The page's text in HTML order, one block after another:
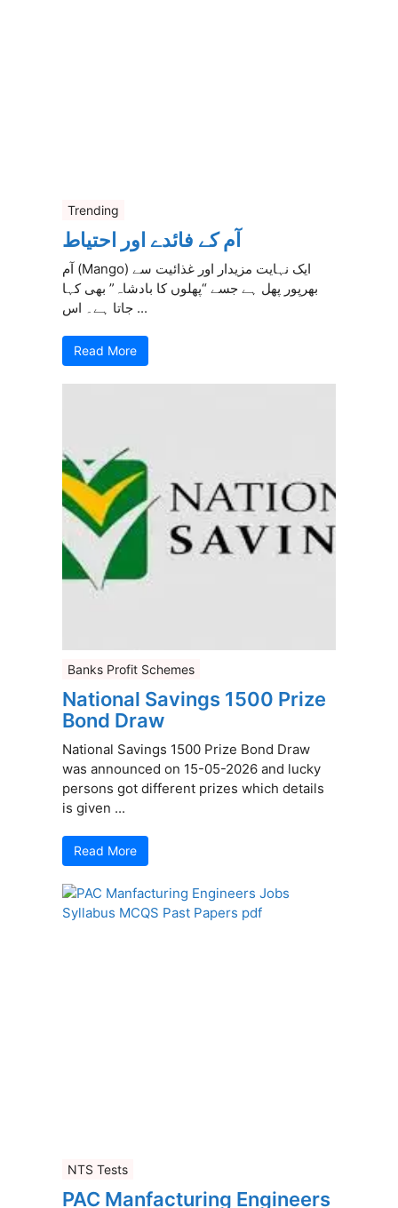
Trending
آم کے فائدے اور احتیاط
آم (Mango) ایک نہایت مزیدار اور غذائیت سے
بھرپور پھل ہے جسے “پھلوں کا بادشاہ” بھی کہا
جاتا ہے۔ اس ...
Read More
Banks Profit Schemes
National Savings 1500 Prize
Bond Draw
National Savings 1500 Prize Bond Draw
was announced on 15-05-2026 and lucky
persons got different prizes which details
is given ...
Read More
NTS Tests
PAC Manfacturing Engineers